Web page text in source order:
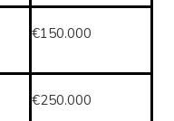
€150.000
€250.000